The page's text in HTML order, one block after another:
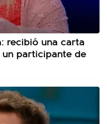
recibió una carta
participante de